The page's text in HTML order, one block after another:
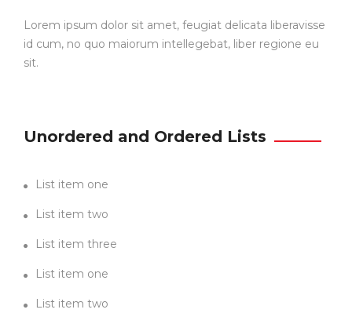
Lorem ipsum dolor sit amet, feugiat delicata liberavisse
id cum, no quo maiorum intellegebat, liber regione eu
sit.
Unordered and Ordered Lists
List item one
List item two
List item three
List item one
List item two